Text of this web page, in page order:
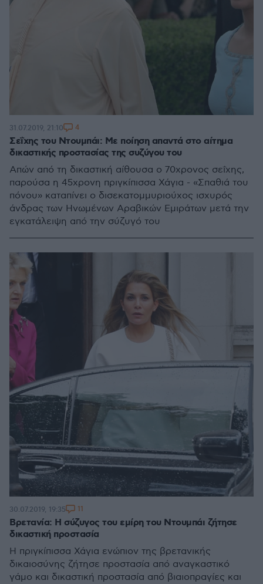
Σεΐχης του Ντουμπάι: Με ποίηση απαντά στο αίτημα
δικαστικής προστασίας της συζύγου του
Απών από τη δικαστική αίθουσα ο 70χρονος σεΐχης,
παρούσα η 45χρονη πριγκίπισσα Χάγια - «Σπαθιά του
πόνου» καταπίνει ο δισεκατομμυριούχος ισχυρός
άνδρας των Ηνωμένων Αραβικών Εμιράτων μετά την
εγκατάλειψη από την σύζυγό του
31.07.2019, 21:10 4
Βρετανία: Η σύζυγος του εμίρη του Ντουμπάι ζήτησε
δικαστική προστασία
Η πριγκίπισσα Χάγια ενώπιον της βρετανικής
δικαιοσύνης ζήτησε προστασία από αναγκαστικό
γάμο και δικαστική προστασία από βιαιοπραγίες και
30.07.2019, 19:35 11